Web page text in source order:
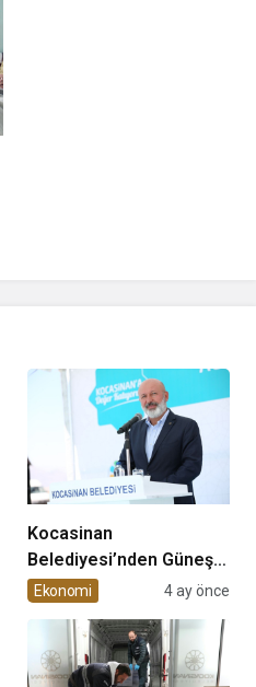
Kocasinan
Belediyesi’nden Güneş
Enerjisi Hamlesi
Ekonomi 4 ay önce